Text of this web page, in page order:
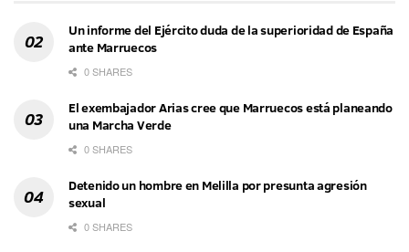
Un informe del Ejército duda de la superioridad de España
ante Marruecos
0 SHARES
El exembajador Arias cree que Marruecos está planeando
una Marcha Verde
0 SHARES
Detenido un hombre en Melilla por presunta agresión
sexual
0 SHARES